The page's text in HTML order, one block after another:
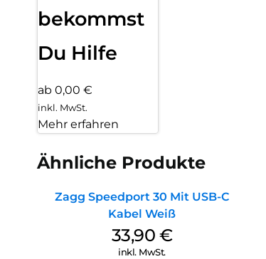
bekommst
Du Hilfe
ab 0,00 €
inkl. MwSt.
Mehr erfahren
Ähnliche Produkte
Zagg Speedport 30 Mit USB-C
Kabel Weiß
33,90 €
inkl. MwSt.